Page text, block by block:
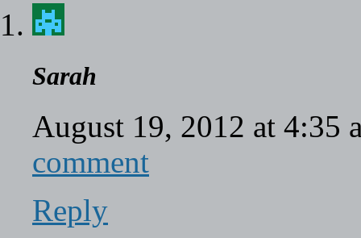
Sarah
August 19, 2012 at 4:35
comment
Reply